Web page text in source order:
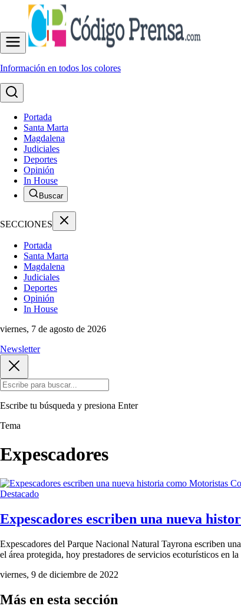
Información en todos los colores
Portada
Santa Marta
Magdalena
Judiciales
Deportes
Opinión
In House
Buscar
SECCIONES
Portada
Santa Marta
Magdalena
Judiciales
Deportes
Opinión
In House
viernes, 7 de agosto de 2026
Newsletter
Escribe tu búsqueda y presiona Enter
Tema
Expescadores
Destacado
Expescadores escriben una nueva
Expescadores del Parque Nacional Natural Tayrona escriben
el área protegida, hoy prestadores de servicios ecoturísticos
viernes, 9 de diciembre de 2022
Más en esta sección